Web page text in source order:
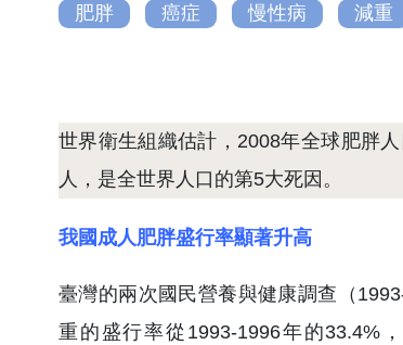
肥胖 癌症 慢性病 減重
世界衛生組織估計，2008年全球肥胖
人，是全世界人口的第5大死因。
我國成人肥胖盛行率顯著升高
臺灣的兩次國民營養與健康調查（
重的盛行率從1993-1996年的33.4%